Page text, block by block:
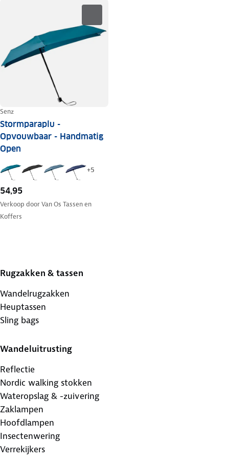
Senz
Stormparaplu -
Opvouwbaar - Handmatig
Open
+5
54,95
Verkoop doorVan Os Tassen en
Koffers
Rugzakken & tassen
Wandelrugzakken
Heuptassen
Sling bags
Wandeluitrusting
Reflectie
Nordic walking stokken
Wateropslag & -zuivering
Zaklampen
Hoofdlampen
Insectenwering
Verrekijkers